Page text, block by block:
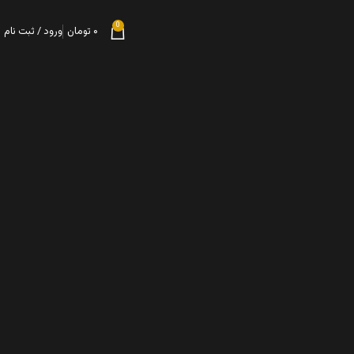
0 ۰ تومان ورود / ثبت نام